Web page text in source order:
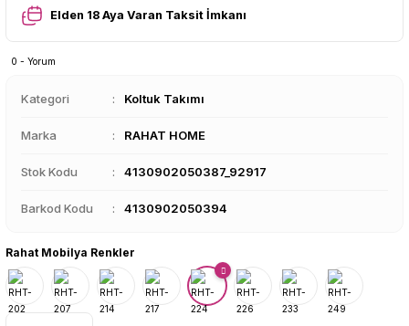
Elden 18 Aya Varan Taksit İmkanı
0 - Yorum
Kategori Koltuk Takımı
Marka RAHAT HOME
Stok Kodu 4130902050387_92917
Barkod Kodu 4130902050394
Rahat Mobilya Renkler